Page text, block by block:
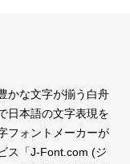
かな文字が揃う白舟
日本語の文字表現を
フォントメーカーが
ス「J-Font.com (ジ